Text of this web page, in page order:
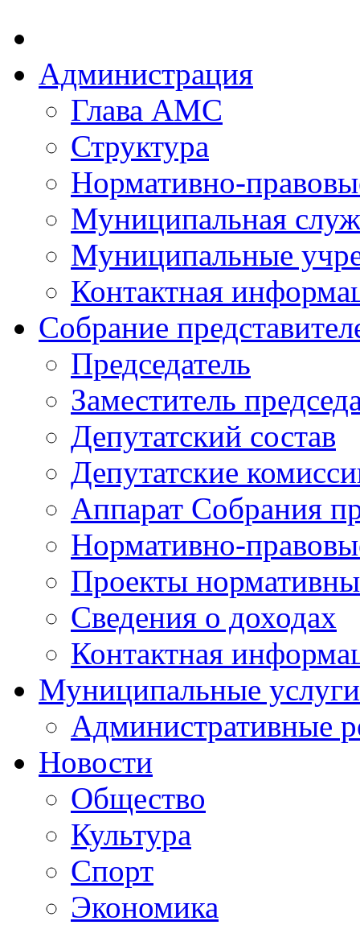
Администрация
Глава АМС
Структура
Нормативно-
Муниципальная
Муниципальные
Контактная
Собрание
Председатель
Заместитель
Депутатский состав
Депутатские
Аппарат Собрания
Нормативно-
Проекты
Сведения о доходах
Контактная
Муниципальные услуги
Административные
Новости
Общество
Культура
Спорт
Экономика